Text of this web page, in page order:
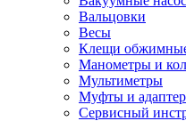
Вальцовки
Весы
Клещи
Манометры и
Мультиметры
Муфты и
Сервисный